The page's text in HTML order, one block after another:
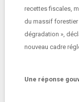
recettes fiscales,
du massif
dégradation »,
nouveau cadre
Une réponse